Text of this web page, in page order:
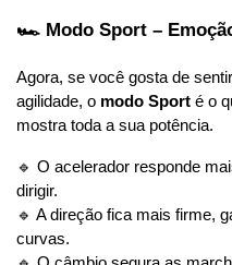
🏎 Modo Sport –
Agora, se você gosta de
agilidade, o modo Sport é o
mostra toda a sua potência.
🔹 O acelerador responde
dirigir.
🔹 A direção fica mais firme,
curvas.